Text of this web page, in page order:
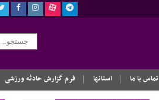
تماس با ما استانها فرم گزارش حادثه ورزشی